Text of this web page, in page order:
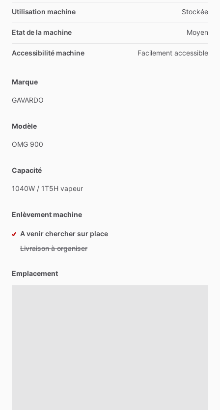
Utilisation machine Stockée
Etat de la machine Moyen
Accessibilité machine Facilement accessible
Marque
GAVARDO
Modèle
OMG 900
Capacité
1040W ​/​ 1T5H vapeur
Enlèvement machine
A venir chercher sur place
Livraison à organiser
Emplacement